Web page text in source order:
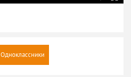
Одноклассники